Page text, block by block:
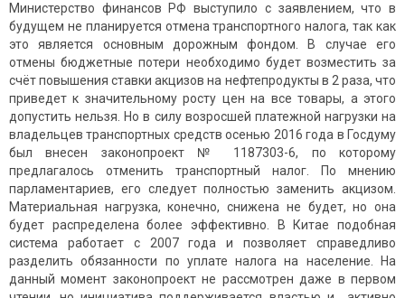
Министерство финансов РФ выступило с заявлением, что в
будущем не планируется отмена транспортного налога, так как
это является основным дорожным фондом. В случае его
отмены бюджетные потери необходимо будет возместить за
счёт повышения ставки акцизов на нефтепродукты в 2 раза, что
приведет к значительному росту цен на все товары, а этого
допустить нельзя. Но в силу возросшей платежной нагрузки на
владельцев транспортных средств осенью 2016 года в Госдуму
был внесен законопроект № 1187303-6, по которому
предлагалось отменить транспортный налог. По мнению
парламентариев, его следует полностью заменить акцизом.
Материальная нагрузка, конечно, снижена не будет, но она
будет распределена более эффективно. В Китае подобная
система работает с 2007 года и позволяет справедливо
разделить обязанности по уплате налога на население. На
данный момент законопроект не рассмотрен даже в первом